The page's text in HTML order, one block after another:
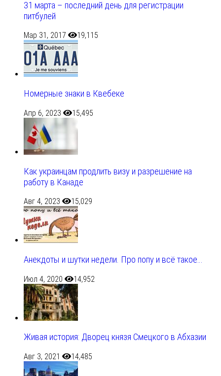
31 марта – последний день для регистрации
питбулей
Мар 31, 2017 19,115
Номерные знаки в Квебеке
Апр 6, 2023 15,495
Как украинцам продлить визу и разрешение на
работу в Канаде
Авг 4, 2023 15,029
Анекдоты и шутки недели. Про попу и всё такое…
Июл 4, 2020 14,952
Живая история: Дворец князя Смецкого в Абхазии
Авг 3, 2021 14,485